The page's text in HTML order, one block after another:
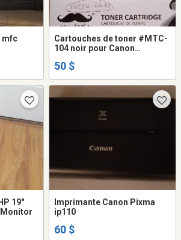
mfc
Cartouches de toner #MTC-
104 noir pour Canon
50 $
19"
Monitor
Imprimante Canon Pixma
ip110
60 $